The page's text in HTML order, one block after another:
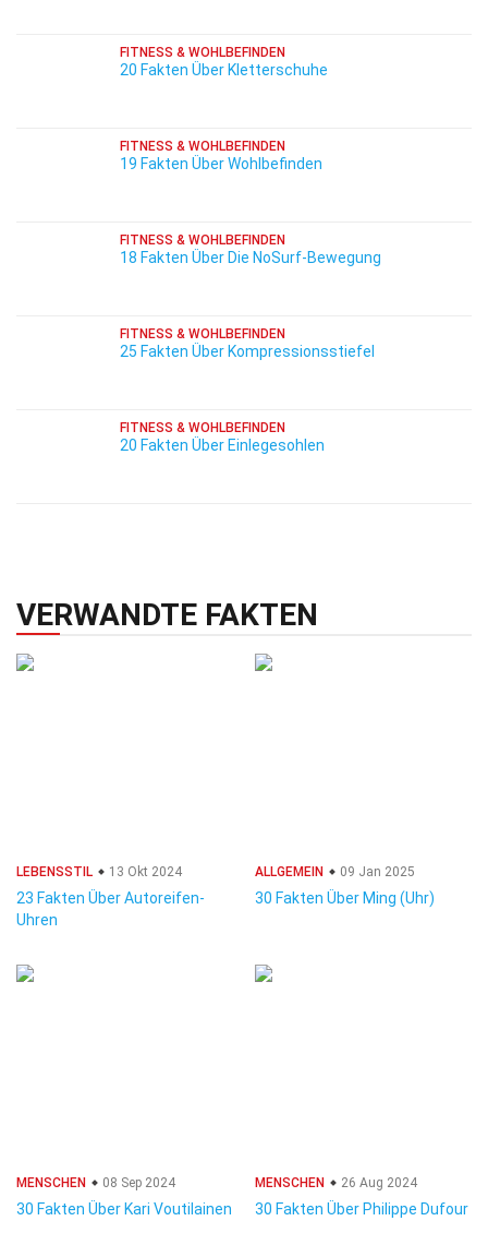
FITNESS & WOHLBEFINDEN
20 Fakten Über Kletterschuhe
FITNESS & WOHLBEFINDEN
19 Fakten Über Wohlbefinden
FITNESS & WOHLBEFINDEN
18 Fakten Über Die NoSurf-Bewegung
FITNESS & WOHLBEFINDEN
25 Fakten Über Kompressionsstiefel
FITNESS & WOHLBEFINDEN
20 Fakten Über Einlegesohlen
VERWANDTE FAKTEN
LEBENSSTIL 13 Okt 2024
23 Fakten Über Autoreifen-
Uhren
ALLGEMEIN 09 Jan 2025
30 Fakten Über Ming (Uhr)
MENSCHEN 08 Sep 2024
30 Fakten Über Kari Voutilainen
MENSCHEN 26 Aug 2024
30 Fakten Über Philippe Dufour